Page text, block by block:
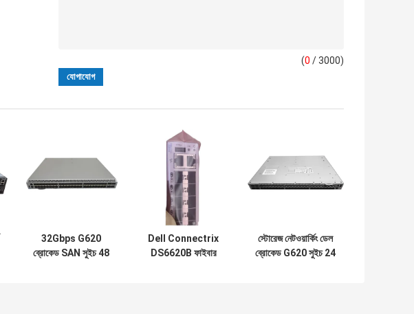
(0 / 3000)
32Gbps G620
ব্রোকেড SAN সুইচ 48
Dell Connectrix
DS6620B ফাইবার
স্টোরেজ নেটওয়ার্কিং ডেল
ব্রোকেড G620 সুইচ 24